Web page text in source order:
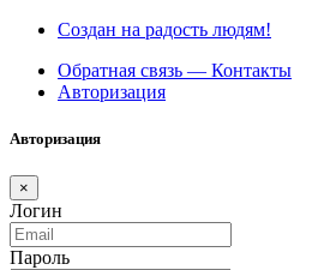
Создан на радость людям!
Обратная связь — Контакты
Авторизация
Авторизация
×
Логин
Пароль